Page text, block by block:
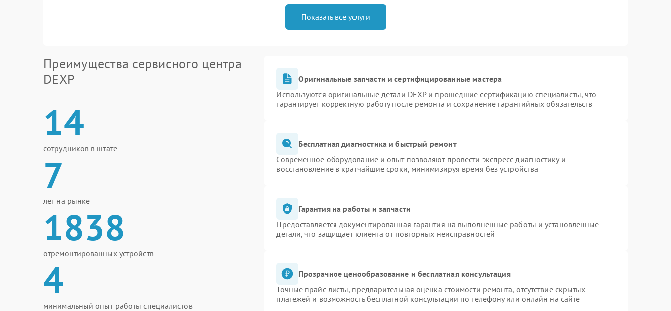
Показать все услуги
Преимущества сервисного центра
DEXP
14
сотрудников в штате
7
лет на рынке
1838
отремонтированных устройств
4
минимальный опыт работы специалистов
Оригинальные запчасти и сертифицированные мастера
Используются оригинальные детали DEXP и прошедшие сертификацию специалисты, что
гарантирует корректную работу после ремонта и сохранение гарантийных обязательств
Бесплатная диагностика и быстрый ремонт
Современное оборудование и опыт позволяют провести экспресс-диагностику и
восстановление в кратчайшие сроки, минимизируя время без устройства
Гарантия на работы и запчасти
Предоставляется документированная гарантия на выполненные работы и установленные
детали, что защищает клиента от повторных неисправностей
Прозрачное ценообразование и бесплатная консультация
Точные прайс-листы, предварительная оценка стоимости ремонта, отсутствие скрытых
платежей и возможность бесплатной консультации по телефону или онлайн на сайте